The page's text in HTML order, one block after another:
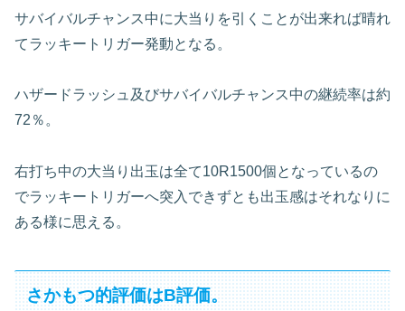
サバイバルチャンス中に大当りを引くことが出来れば晴れ
てラッキートリガー発動となる。
ハザードラッシュ及びサバイバルチャンス中の継続率は約
72％。
右打ち中の大当り出玉は全て10R1500個となっているの
でラッキートリガーへ突入できずとも出玉感はそれなりに
ある様に思える。
さかもつ的評価はB評価。